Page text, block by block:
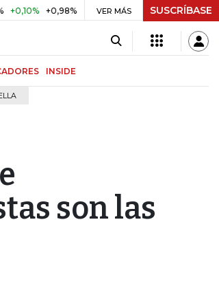
+0,98% UVR $ 416,91 +$ 0,05 +0,01%
VER MÁS SUSCRÍBASE
INSIDE
son las